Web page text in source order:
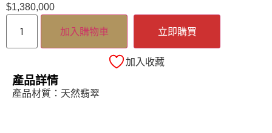
$1,380,000
加入購物車 立即購買
加入收藏
產品詳情
產品材質：天然翡翠